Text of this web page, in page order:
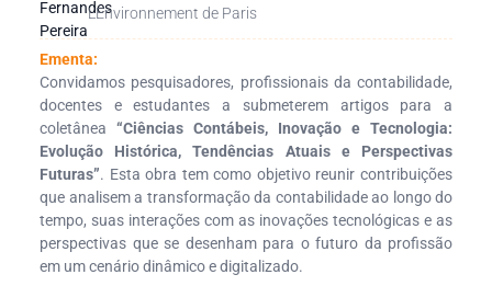
LEnvironnement de Paris
Ementa:
Convidamos pesquisadores, profissionais da contabilidade,
docentes e estudantes a submeterem artigos para a
coletânea “Ciências Contábeis, Inovação e Tecnologia:
Evolução Histórica, Tendências Atuais e Perspectivas
Futuras”. Esta obra tem como objetivo reunir contribuições
que analisem a transformação da contabilidade ao longo do
tempo, suas interações com as inovações tecnológicas e as
perspectivas que se desenham para o futuro da profissão
em um cenário dinâmico e digitalizado.